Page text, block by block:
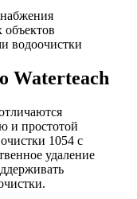
объектов
водоочистки
Waterteach
и простотой
1054 с
удаление